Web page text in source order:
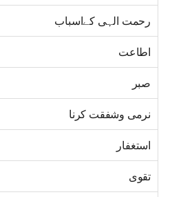
رحمت الہی کےاسباب
اطاعت
صبر
نرمی وشفقت کرنا
استغفار
تقوی